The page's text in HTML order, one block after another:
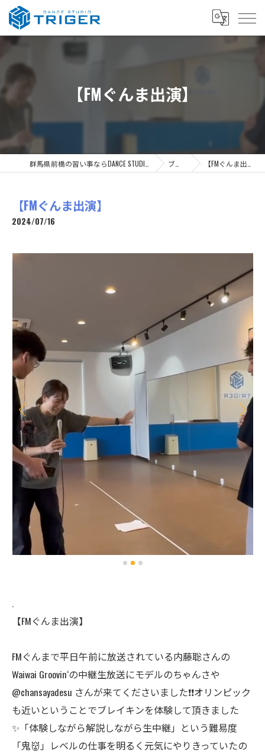
【FMぐんま出演】
ブログ 【FMぐんま出演】
【FMぐんま出演】
2024/07/16
.
【FMぐんま出演】
FMぐんまで平日午前に放送されている内藤聡さんの
Waiwai Groovin‘の中継生放送にモデルのちゃんさや
@chansayadesu さんが来てくださいました❗️❗️オリンピック
も近いということでブレイキンを体験して頂きました
✨「体験しながら解説しながら生中継」という難易度
「鬼👹」レベルの仕事を明るく元気にやりきっていたの